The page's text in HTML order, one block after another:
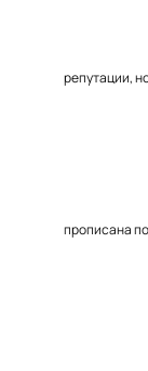
репутации,
прописана